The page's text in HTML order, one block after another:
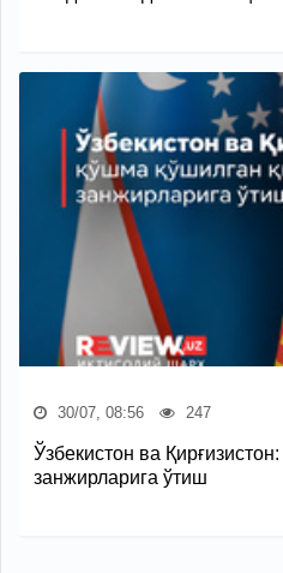
30/07, 08:56 247
Ўзбекистон ва
занжирларига ўтиш